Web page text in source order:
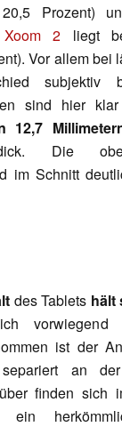
Prozent)
Xoom 2 liegt
Vor allem bei
subjektiv
sind hier
12,7
dick. Die
im Schnitt
des Tablets hält
ist der
an
finden sich
ein